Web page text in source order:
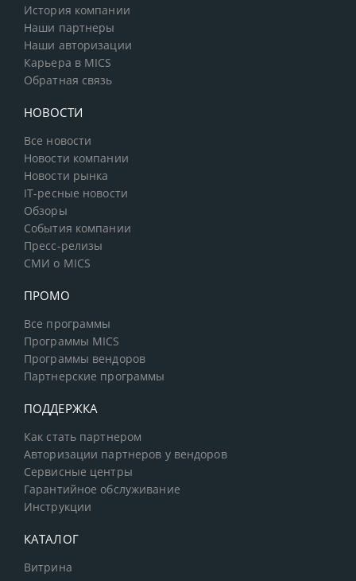
История компании
Наши партнеры
Наши авторизации
Карьера в MICS
Обратная связь
НОВОСТИ
Все новости
Новости компании
Новости рынка
IT-ресные новости
Обзоры
События компании
Пресс-релизы
СМИ о MICS
ПРОМО
Все программы
Программы MICS
Программы вендоров
Партнерские программы
ПОДДЕРЖКА
Как стать партнером
Авторизации партнеров у вендоров
Сервисные центры
Гарантийное обслуживание
Инструкции
КАТАЛОГ
Витрина